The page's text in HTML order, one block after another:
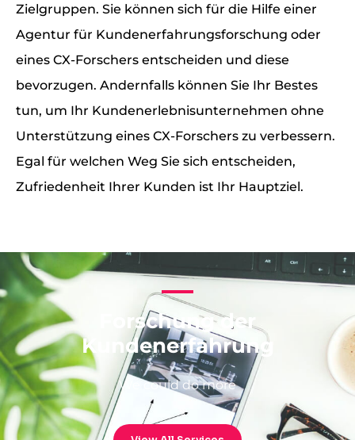
Zielgruppen. Sie können sich für die Hilfe einer
Agentur für Kundenerfahrungsforschung oder
eines CX-Forschers entscheiden und diese
bevorzugen. Andernfalls können Sie Ihr Bestes
tun, um Ihr Kundenerlebnisunternehmen ohne
Unterstützung eines CX-Forschers zu verbessern.
Egal für welchen Weg Sie sich entscheiden,
Zufriedenheit Ihrer Kunden ist Ihr Hauptziel.
Forschung der
Kundenerfahrung
We could do more